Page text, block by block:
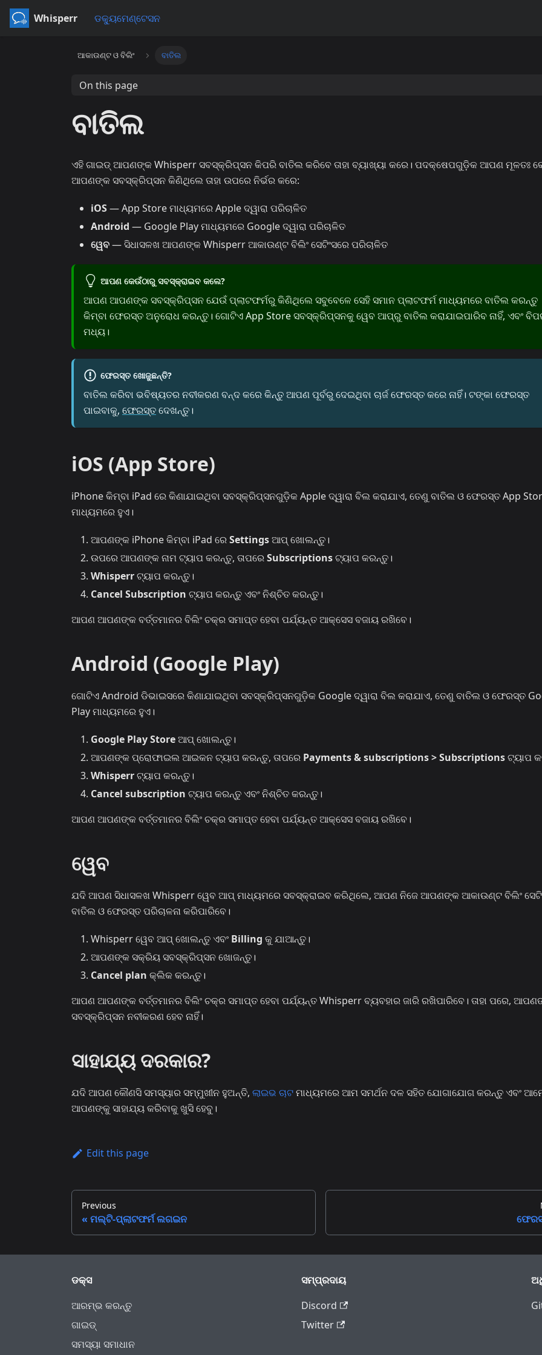
Whisperr ଡକ୍ୟୁମେଣ୍ଟେସନ
ଆକାଉଣ୍ଟ ଓ ବିଲିଂ ବାତିଲ
On this page
ବାତିଲ
ଏହି ଗାଇଡ୍ ଆପଣଙ୍କ Whisperr ସବସ୍କ୍ରିପ୍‌ସନ କିପରି ବାତିଲ କରିବେ ତାହା ବ୍ୟାଖ୍ୟା କରେ। ପଦକ୍ଷେପଗୁଡ଼ିକ ଆପଣ ମୂଳତଃ
ଆପଣଙ୍କ ସବସ୍କ୍ରିପ୍‌ସନ କିଣିଥିଲେ ତାହା ଉପରେ ନିର୍ଭର କରେ:
iOS— App Store ମାଧ୍ୟମରେ Apple ଦ୍ୱାରା ପରିଚାଳିତ
Android — Google Play ମାଧ୍ୟମରେ Google ଦ୍ୱାରା ପରିଚାଳିତ
ୱେବ— ସିଧାସଳଖ ଆପଣଙ୍କ Whisperr ଆକାଉଣ୍ଟ ବିଲିଂ ସେଟିଂସରେ ପରିଚାଳିତ
ଆପଣ କେଉଁଠାରୁ ସବସ୍କ୍ରାଇବ କଲେ?
ଆପଣ ଆପଣଙ୍କ ସବସ୍କ୍ରିପ୍‌ସନ ଯେଉଁ ପ୍ଲାଟଫର୍ମରୁ କିଣିଥିଲେ ସବୁବେଳେ ସେହି ସମାନ ପ୍ଲାଟଫର୍ମ ମାଧ୍ୟମରେ ବାତିଲ କରନ୍ତୁ
କିମ୍ବା ଫେରସ୍ତ ଅନୁରୋଧ କରନ୍ତୁ। ଗୋଟିଏ App Store ସବସ୍କ୍ରିପ୍‌ସନକୁ ୱେବ ଆପ୍‌ରୁ ବାତିଲ କରାଯାଇପାରିବ ନାହିଁ, ଏବଂ
ମଧ୍ୟ।
ଫେରସ୍ତ ଖୋଜୁଛନ୍ତି?
ବାତିଲ କରିବା ଭବିଷ୍ୟତର ନବୀକରଣ ବନ୍ଦ କରେ କିନ୍ତୁ ଆପଣ ପୂର୍ବରୁ ଦେଇଥିବା ଚାର୍ଜ ଫେରସ୍ତ କରେ ନାହିଁ। ଟଙ୍କା ଫେରସ୍ତ
ପାଇବାକୁ, ଫେରସ୍ତଦେଖନ୍ତୁ।
iOS (App Store)
iPhone କିମ୍ବା iPad ରେ କିଣାଯାଇଥିବା ସବସ୍କ୍ରିପ୍‌ସନଗୁଡ଼ିକ Apple ଦ୍ୱାରା ବିଲ କରାଯାଏ, ତେଣୁ ବାତିଲ ଓ ଫେରସ୍ତ App
ମାଧ୍ୟମରେ ହୁଏ।
ଆପଣଙ୍କ iPhone କିମ୍ବା iPad ରେSettingsଆପ୍ ଖୋଲନ୍ତୁ।
ଉପରେ ଆପଣଙ୍କ ନାମ ଟ୍ୟାପ କରନ୍ତୁ, ତାପରେSubscriptionsଟ୍ୟାପ କରନ୍ତୁ।
Whisperrଟ୍ୟାପ କରନ୍ତୁ।
Cancel Subscription ଟ୍ୟାପ କରନ୍ତୁ ଏବଂ ନିଶ୍ଚିତ କରନ୍ତୁ।
ଆପଣ ଆପଣଙ୍କ ବର୍ତ୍ତମାନର ବିଲିଂ ଚକ୍ର ସମାପ୍ତ ହେବା ପର୍ଯ୍ୟନ୍ତ ଆକ୍ସେସ ବଜାୟ ରଖିବେ।
Android (Google Play)
ଗୋଟିଏ Android ଡିଭାଇସରେ କିଣାଯାଇଥିବା ସବସ୍କ୍ରିପ୍‌ସନଗୁଡ଼ିକ Google ଦ୍ୱାରା ବିଲ କରାଯାଏ, ତେଣୁ ବାତିଲ ଓ ଫେରସ୍ତ
Play ମାଧ୍ୟମରେ ହୁଏ।
Google Play Storeଆପ୍ ଖୋଲନ୍ତୁ।
ଆପଣଙ୍କ ପ୍ରୋଫାଇଲ ଆଇକନ ଟ୍ୟାପ କରନ୍ତୁ, ତାପରେ Payments & subscriptions > Subscriptionsଟ୍ୟାପ
Whisperrଟ୍ୟାପ କରନ୍ତୁ।
Cancel subscription ଟ୍ୟାପ କରନ୍ତୁ ଏବଂ ନିଶ୍ଚିତ କରନ୍ତୁ।
ଆପଣ ଆପଣଙ୍କ ବର୍ତ୍ତମାନର ବିଲିଂ ଚକ୍ର ସମାପ୍ତ ହେବା ପର୍ଯ୍ୟନ୍ତ ଆକ୍ସେସ ବଜାୟ ରଖିବେ।
ୱେବ
ଯଦି ଆପଣ ସିଧାସଳଖ Whisperr ୱେବ ଆପ୍ ମାଧ୍ୟମରେ ସବସ୍କ୍ରାଇବ କରିଥିଲେ, ଆପଣ ନିଜେ ଆପଣଙ୍କ ଆକାଉଣ୍ଟ ବିଲିଂ
ବାତିଲ ଓ ଫେରସ୍ତ ପରିଚାଳନା କରିପାରିବେ।
Whisperr ୱେବ ଆପ୍ ଖୋଲନ୍ତୁ ଏବଂ Billing କୁ ଯାଆନ୍ତୁ।
ଆପଣଙ୍କ ସକ୍ରିୟ ସବସ୍କ୍ରିପ୍‌ସନ ଖୋଜନ୍ତୁ।
Cancel plan କ୍ଲିକ କରନ୍ତୁ।
ଆପଣ ଆପଣଙ୍କ ବର୍ତ୍ତମାନର ବିଲିଂ ଚକ୍ର ସମାପ୍ତ ହେବା ପର୍ଯ୍ୟନ୍ତ Whisperr ବ୍ୟବହାର ଜାରି ରଖିପାରିବେ। ତାହା ପରେ,
ସବସ୍କ୍ରିପ୍‌ସନ ନବୀକରଣ ହେବ ନାହିଁ।
ସାହାଯ୍ୟ ଦରକାର?
ଯଦି ଆପଣ କୌଣସି ସମସ୍ୟାର ସମ୍ମୁଖୀନ ହୁଅନ୍ତି, ଲାଇଭ ଚାଟମାଧ୍ୟମରେ ଆମ ସମର୍ଥନ ଦଳ ସହିତ ଯୋଗାଯୋଗ କରନ୍ତୁ ଏବଂ
ଆପଣଙ୍କୁ ସାହାଯ୍ୟ କରିବାକୁ ଖୁସି ହେବୁ।
Edit this page
Previous
ମଲ୍ଟି-ପ୍ଲାଟଫର୍ମ ଲଗଇନ
ଡକ୍ସ
ଆରମ୍ଭ କରନ୍ତୁ
ଗାଇଡ୍
ସମସ୍ୟା ସମାଧାନ
ସମ୍ପ୍ରଦାୟ
Discord
Twitter